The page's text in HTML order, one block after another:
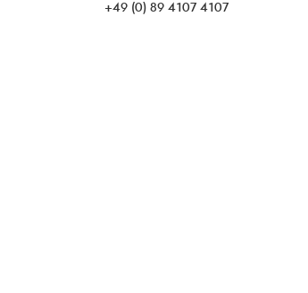
+49 (0) 89 4107 4107